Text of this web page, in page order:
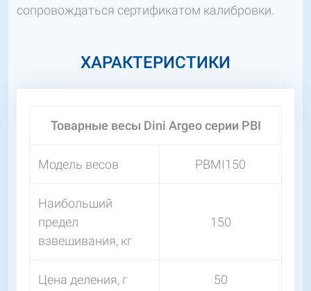
сопровождаться сертификатом калибровки.
ХАРАКТЕРИСТИКИ
Товарные весы Dini Argeo серии PBI
Модель весов PBMI150
Наибольший
предел
взвешивания, кг
150
Цена деления, г 50